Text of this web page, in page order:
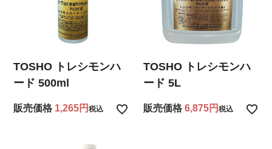
TOSHO トレシモンハ
ード 500ml
販売価格 1,265 税込
TOSHO トレシモンハ
ード 5L
販売価格 6,875 税込